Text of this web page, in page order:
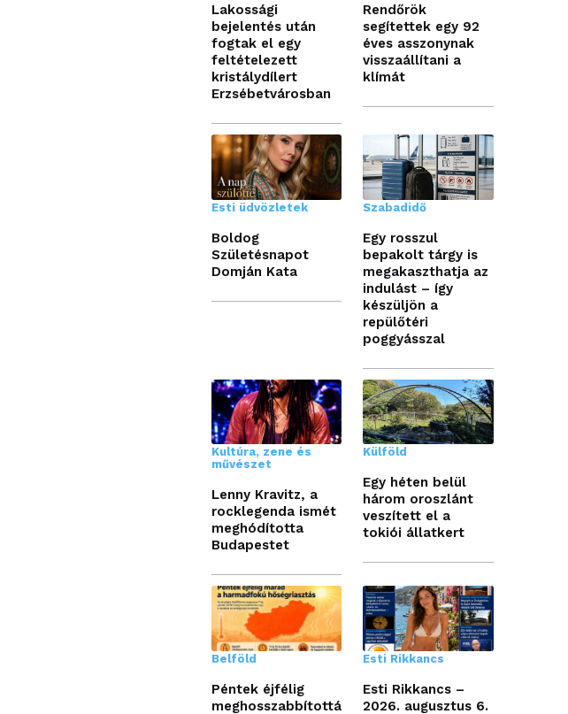
Lakossági
bejelentés után
fogtak el egy
feltételezett
kristálydílert
Erzsébetvárosban
Rendőrök
segítettek egy 92
éves asszonynak
visszaállítani a
klímát
Esti üdvözletek
Boldog
Születésnapot
Domján Kata
Szabadidő
Egy rosszul
bepakolt tárgy is
megakaszthatja az
indulást – így
készüljön a
repülőtéri
poggyásszal
Kultúra, zene és
művészet
Lenny Kravitz, a
rocklegenda ismét
meghódította
Budapestet
Külföld
Egy héten belül
három oroszlánt
veszített el a
tokiói állatkert
Belföld
Péntek éjfélig
meghosszabbítottá
Esti Rikkancs
Esti Rikkancs –
2026. augusztus 6.